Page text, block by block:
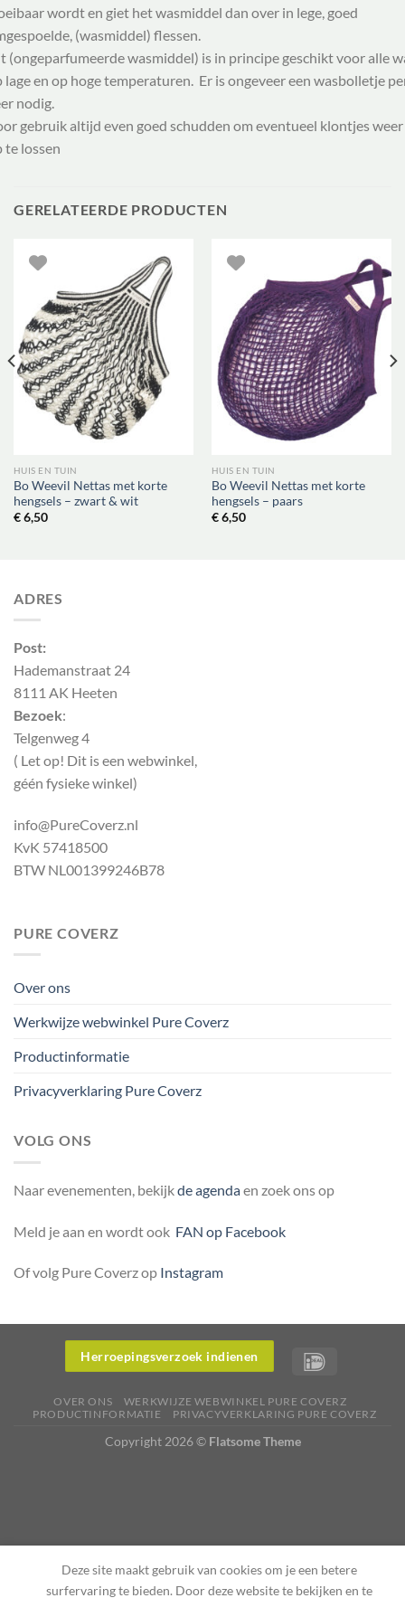
wordt en giet het wasmiddel dan over in lege, goed
(wasmiddel) flessen.
(ongeparfumeerde wasmiddel) is in principe geschikt voor alle
lage en op hoge temperaturen. Er is ongeveer een wasbolletje
nodig.
gebruik altijd even goed schudden om eventueel klontjes weer
te lossen
GERELATEERDE PRODUCTEN
HUIS EN TUIN
Bo Weevil Nettas met korte
hengsels – zwart & wit
€6,50
HUIS EN TUIN
Bo Weevil Nettas met korte
hengsels – paars
€6,50
ADRES
Post:
Hademanstraat 24
8111 AK Heeten
Bezoek:
Telgenweg 4
( Let op! Dit is een webwinkel,
géén fysieke winkel)
info@PureCoverz.nl
KvK 57418500
BTW NL001399246B78
PURE COVERZ
Over ons
Werkwijze webwinkel Pure Coverz
Productinformatie
Privacyverklaring Pure Coverz
VOLG ONS
Naar evenementen, bekijkde agendaen zoek ons op
Meld je aan en wordt ook FAN op Facebook
Of volg Pure Coverz op Instagram
Herroepingsverzoek indienen
OVER ONS
WERKWIJZE WEBWINKEL PURE COVERZ
PRODUCTINFORMATIE
PRIVACYVERKLARING PURE COVERZ
Copyright 2026 © Flatsome Theme
Deze site maakt gebruik van cookies om je een betere
surfervaring te bieden. Door deze website te bekijken en te